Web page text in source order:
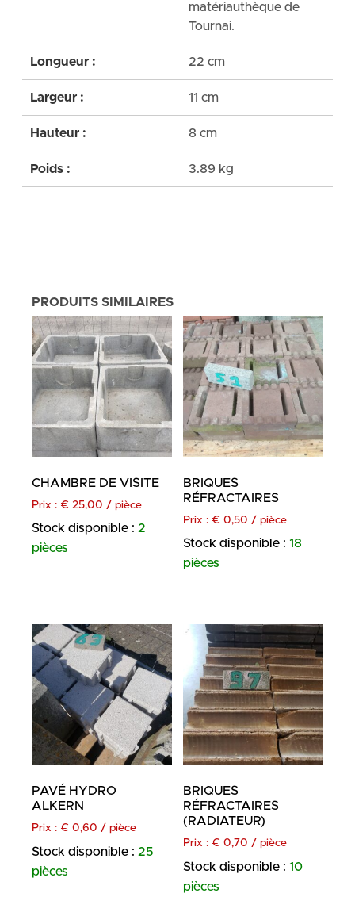
matériauthèque de
Tournai.
Longueur : 22 cm
Largeur : 11 cm
Hauteur : 8 cm
Poids : 3.89 kg
PRODUITS SIMILAIRES
CHAMBRE DE VISITE
Prix : € 25,00 / pièce
Stock disponible : 2
pièces
BRIQUES
RÉFRACTAIRES
Prix : € 0,50 / pièce
Stock disponible : 18
pièces
PAVÉ HYDRO
ALKERN
Prix : € 0,60 / pièce
Stock disponible : 25
pièces
BRIQUES
RÉFRACTAIRES
(RADIATEUR)
Prix : € 0,70 / pièce
Stock disponible : 10
pièces